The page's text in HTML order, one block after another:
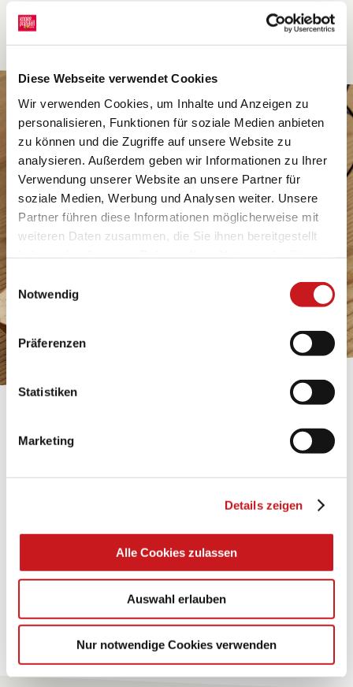
Diese Webseite verwendet Cookies
Wir verwenden Cookies, um Inhalte und Anzeigen zu
personalisieren, Funktionen für soziale Medien anbieten
zu können und die Zugriffe auf unsere Website zu
analysieren. Außerdem geben wir Informationen zu Ihrer
Verwendung unserer Website an unsere Partner für
soziale Medien, Werbung und Analysen weiter. Unsere
Partner führen diese Informationen möglicherweise mit
weiteren Daten zusammen, die Sie ihnen bereitgestellt
Datenschutzhinweisen
mehr darüber, wer wir sind, wie
personenbezogene Daten verarbeiten. Hier geht’s zum
Impressum.
Einwilligungsauswahl
Notwendig
Präferenzen
Statistiken
Marketing
Details zeigen
Alle Cookies zulassen
Auswahl erlauben
Nur notwendige Cookies verwenden
bekleben, bemalen, falten... und für viele
Zu allen Tipps